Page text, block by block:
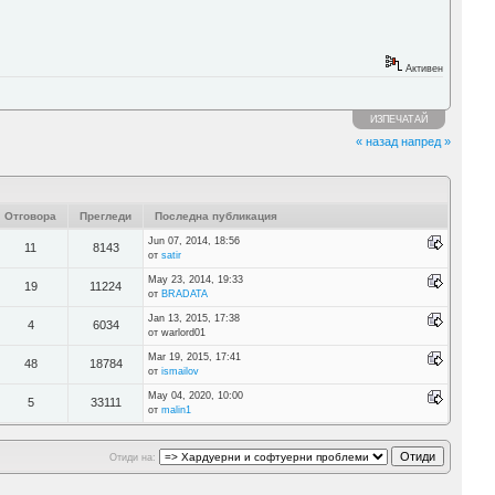
Активен
ИЗПЕЧАТАЙ
« назад напред »
Отговора Прегледи Последна публикация
11 8143
Jun 07, 2014, 18:56
от satir
19 11224
May 23, 2014, 19:33
от BRADATA
4 6034
Jan 13, 2015, 17:38
от warlord01
48 18784
Mar 19, 2015, 17:41
от ismailov
5 33111
May 04, 2020, 10:00
от malin1
Отиди на: